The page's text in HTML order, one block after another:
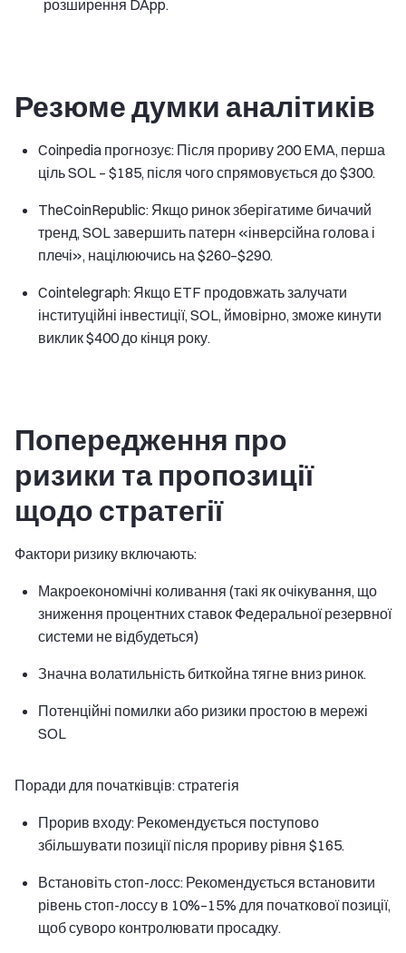
розширення DApp.
Резюме думки аналітиків
Coinpedia прогнозує: Після прориву 200 EMA, перша
ціль SOL – $185, після чого спрямовується до $300.
TheCoinRepublic: Якщо ринок зберігатиме бичачий
тренд, SOL завершить патерн «інверсійна голова і
плечі», націлюючись на $260–$290.
Cointelegraph: Якщо ETF продовжать залучати
інституційні інвестиції, SOL, ймовірно, зможе кинути
виклик $400 до кінця року.
Попередження про
ризики та пропозиції
щодо стратегії
Фактори ризику включають:
Макроекономічні коливання (такі як очікування, що
зниження процентних ставок Федеральної резервної
системи не відбудеться)
Значна волатильність биткойна тягне вниз ринок.
Потенційні помилки або ризики простою в мережі
SOL
Поради для початківців: стратегія
Прорив входу: Рекомендується поступово
збільшувати позиції після прориву рівня $165.
Встановіть стоп-лосс: Рекомендується встановити
рівень стоп-лоссу в 10%–15% для початкової позиції,
щоб суворо контролювати просадку.